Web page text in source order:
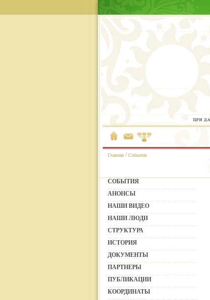
Главная /События
СОБЫТИЯ
АНОНСЫ
НАШИ ВИДЕО
НАШИ ЛЮДИ
СТРУКТУРА
ИСТОРИЯ
ДОКУМЕНТЫ
ПАРТНЕРЫ
ПУБЛИКАЦИИ
КООРДИНАТЫ